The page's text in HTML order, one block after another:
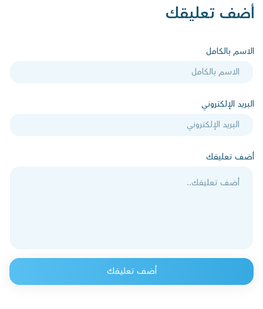
أضف تعليقك
الاسم بالكامل
البريد الإلكتروني
أضف تعليقك
أضف تعليقك